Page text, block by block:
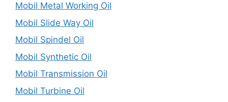
Mobil Metal Working Oil
Mobil Slide Way Oil
Mobil Spindel Oil
Mobil Synthetic Oil
Mobil Transmission Oil
Mobil Turbine Oil